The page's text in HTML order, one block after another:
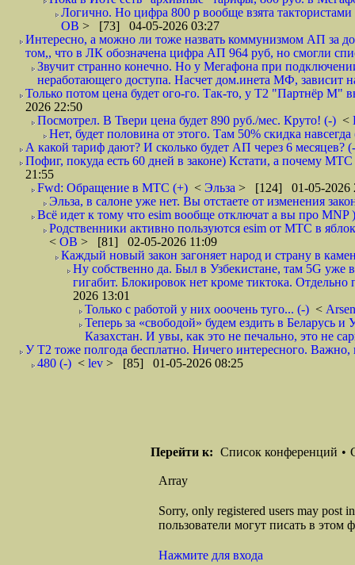
Логично. Но цифра 800 р вообще взята
ОВ > [73] 04-05-2026 03:27
Интересно, а можно ли тоже назвать коммунизмом АП за
том,, что в ЛК обозначена цифра АП 964 руб, но смогли
Звучит странно конечно. Но у Мегафона при
неработающего доступа. Насчет дом.инета МФ, зависит
Только потом цена будет ого-го. Так-то, у Т2 "Партнёр М"
2026 22:50
Посмотрел. В Твери цена будет 890 руб./мес. Круто! (-) <
Нет, будет половина от этого. Там 50% скидка навсегда
А какой тариф дают? И сколько будет АП через 6 месяцев?
Пофиг, покуда есть 60 дней в законе) Кстати, а почему
21:55
Fwd: Обращение в МТС (+) < Эльза > [124] 01-05-2026
Эльза, в салоне уже нет. Вы отстаете от изменения
Всё идет к тому что esim вообще отключат а вы про MNP
Родственники активно пользуются esim от МТС в
< ОВ > [81] 02-05-2026 11:09
Каждый новый закон загоняет народ и страну в
Ну собственно да. Был в Узбекистане, там 5G уже
гигабит. Блокировок нет кроме тиктока.
2026 13:01
Только с работой у них ооочень туго... (-) <
Теперь за «свободой» будем ездить в Беларусь
Казахстан. И увы, как это не печально, это не
У Т2 тоже полгода бесплатно. Ничего интересного. Важно,
480 (-) < lev > [85] 01-05-2026 08:25
Перейти к: Список конференций •
Array
Sorry, only registered users may post
пользователи могут писать в этом
Нажмите для входа